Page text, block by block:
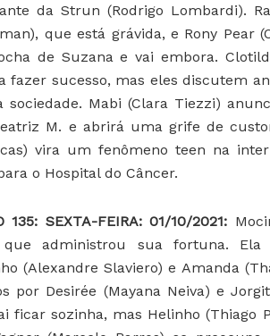
da Strun (Rodrigo Lombardi).
que está grávida, e Rony Pear
de Suzana e vai embora.
fazer sucesso, mas eles discutem
sociedade. Mabi (Clara Tiezzi)
M. e abrirá uma grife de
vira um fenômeno teen na
o Hospital do Câncer.
135: SEXTA-FEIRA: 01/10/2021:
que administrou sua fortuna.
(Alexandre Slaviero) e Amanda
por Desirée (Mayana Neiva) e
ficar sozinha, mas Helinho (Thiago